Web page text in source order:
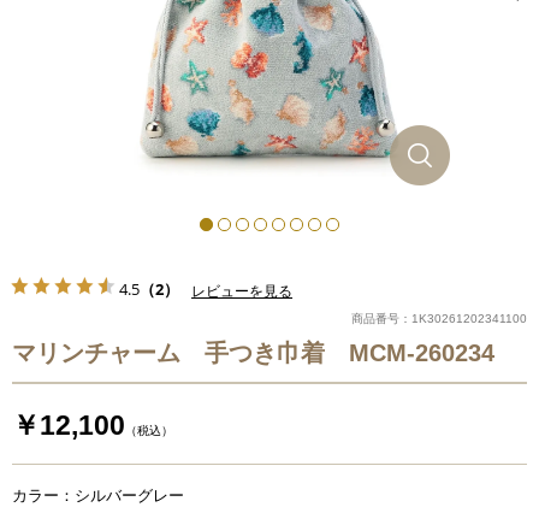
4.5 （2） レビューを見る
商品番号：1K30261202341100
マリンチャーム 手つき巾着 MCM-260234
￥12,100 （税込）
カラー：シルバーグレー